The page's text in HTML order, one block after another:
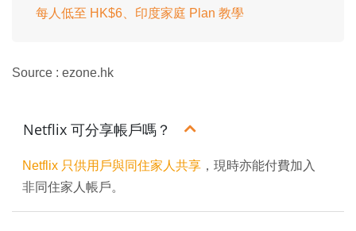
每人低至 HK$6、印度家庭 Plan 教學
Source : ezone.hk
Netflix 可分享帳戶嗎？
Netflix 只供用戶與同住家人共享，現時亦能付費加入
非同住家人帳戶。